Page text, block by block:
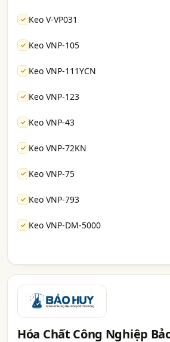
Keo V-VP031
Keo VNP-105
Keo VNP-111YCN
Keo VNP-123
Keo VNP-43
Keo VNP-72KN
Keo VNP-75
Keo VNP-793
Keo VNP-DM-5000
Hóa Chất Công Nghiệp